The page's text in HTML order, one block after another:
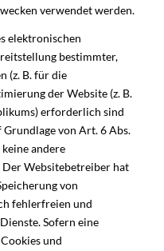
verwendet werden.
elektronischen
bestimmter,
(z. B. für die
der Website (z. B.
erforderlich sind
von Art. 6 Abs.
andere
Der Websitebetreiber hat
von
fehlerfreien und
Sofern eine
und